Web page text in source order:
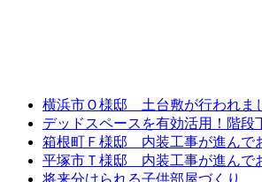
横浜市Ｏ様邸 土台敷が行われま
デッドスペースを有効活用！階段
箱根町Ｆ様邸 内装工事が進んで
平塚市Ｔ様邸 内装工事が進んで